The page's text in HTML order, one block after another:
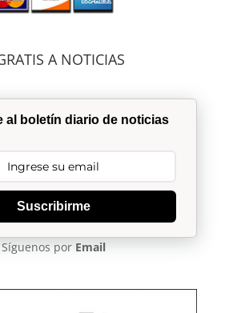
A NOTICIAS
al boletín diario de noticias
Suscribirme
Síguenos por Email